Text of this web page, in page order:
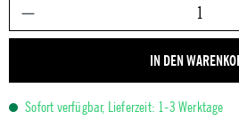
IN DEN
Sofort verfügbar, Lieferzeit: 1-3 Werktage